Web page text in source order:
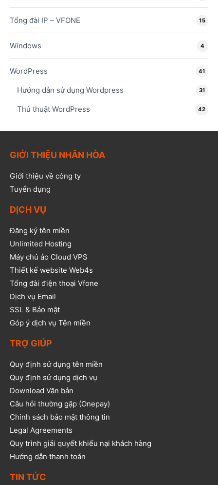
Tổng đài IP – VFONE 15
Windows 4
WordPress 41
Hướng dẫn sử dụng Wordpress 31
Thủ thuật WordPress 42
GIỚI THIỆU NHÂN HÒA
Giới thiệu về công ty
Tuyển dụng
DỊCH VỤ
Đăng ký tên miền
Unlimited Hosting
Máy chủ ảo Cloud VPS
Thiết kế website Web4s
Tổng đài điện thoại Vfone
Dịch vụ Email
SSL & Bảo mật
Góp ý dịch vụ Tên miền
TRỢ GIÚP
Quy định sử dụng tên miền
Quy định sử dụng dịch vụ
Download Văn bản
Câu hỏi thường gặp (Onepay)
Chính sách bảo mật thông tin
Legal Agreements
Quy trình giải quyết khiếu nại khách hàng
Hướng dẫn thanh toán
TIN TỨC